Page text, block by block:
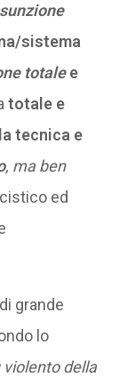
sistema
totalee
totale e
tecnica e
, ma ben
ed
grande
lo
violento della